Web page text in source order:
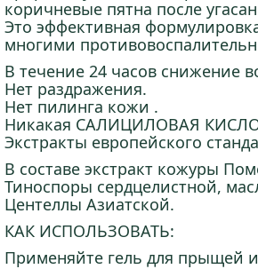
коричневые пятна после
Это эффективная
многими
В течение 24 часов снижение
Нет раздражения.
Нет пилинга кожи .
Никакая САЛИЦИЛОВАЯ
Экстракты европейского
В составе экстракт кожуры
Тиноспоры сердцелистной,
Центеллы Азиатской.
КАК ИСПОЛЬЗОВАТЬ:
Применяйте гель для прыщей